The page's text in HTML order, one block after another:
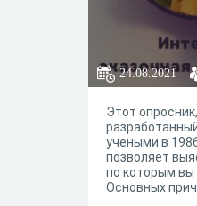
24.08.2021
Этот опросник,
учеными в
позволяет
по которым вы
Основных